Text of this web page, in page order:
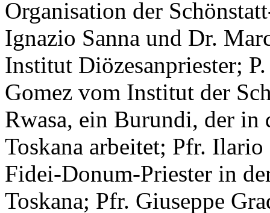
Organisation der
Ignazio Sanna und Dr.
Institut Diözesanpriester;
Gomez vom Institut der
Rwasa, ein Burundi, der in
Toskana arbeitet; Pfr. Ilario
Fidei-Donum-Priester in
Toskana; Pfr. Giuseppe